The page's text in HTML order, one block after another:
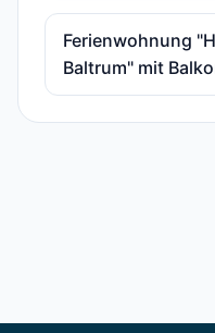
Ferienwohnung
Baltrum" mit